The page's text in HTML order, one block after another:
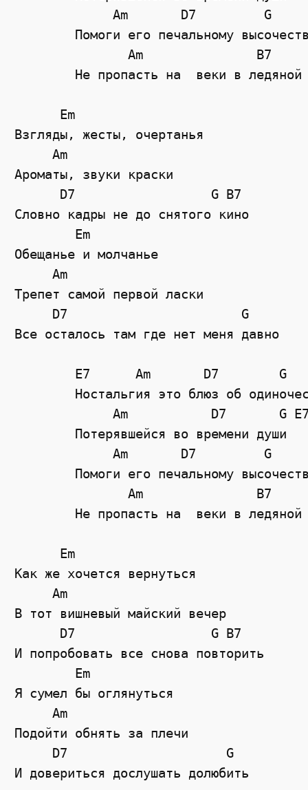
      Em
Взгляды, жесты, очертанья
     Am
Ароматы, звуки краски
      D7                  G B7
Словно кадры не до снятого кино
        Em
Обещанье и молчанье
     Am
Трепет самой первой ласки
     D7                       G
Все осталось там где нет меня давно
      Em
Как же хочется вернуться
     Am
В тот вишневый майский вечер
      D7                  G B7
И попробовать все снова повторить
        Em
Я сумел бы оглянуться
     Am
Подойти обнять за плечи
     D7                     G
И довериться дослушать долюбить